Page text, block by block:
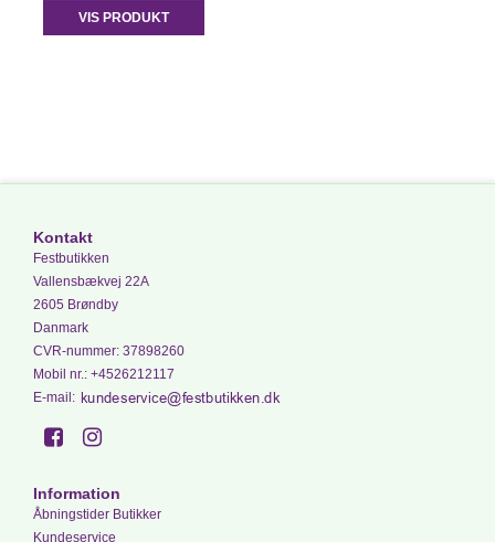
VIS PRODUKT
Kontakt
Festbutikken
Vallensbækvej 22A
2605 Brøndby
Danmark
CVR-nummer: 37898260
Mobil nr.: +4526212117
E-mail :
Information
Åbningstider Butikker
Kundeservice